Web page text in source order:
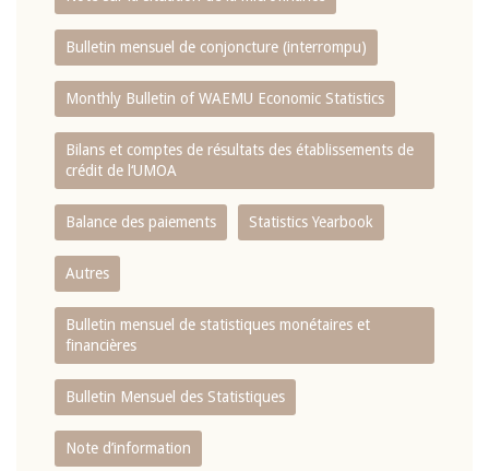
Bulletin mensuel de conjoncture (interrompu)
Monthly Bulletin of WAEMU Economic Statistics
Bilans et comptes de résultats des établissements de
crédit de l‘UMOA
Balance des paiements Statistics Yearbook
Autres
Bulletin mensuel de statistiques monétaires et
financières
Bulletin Mensuel des Statistiques
Note d’information